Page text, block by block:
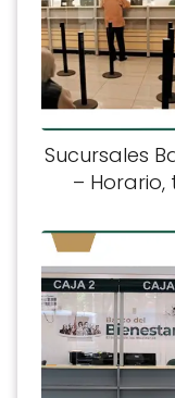
Sucursales
– Horario,